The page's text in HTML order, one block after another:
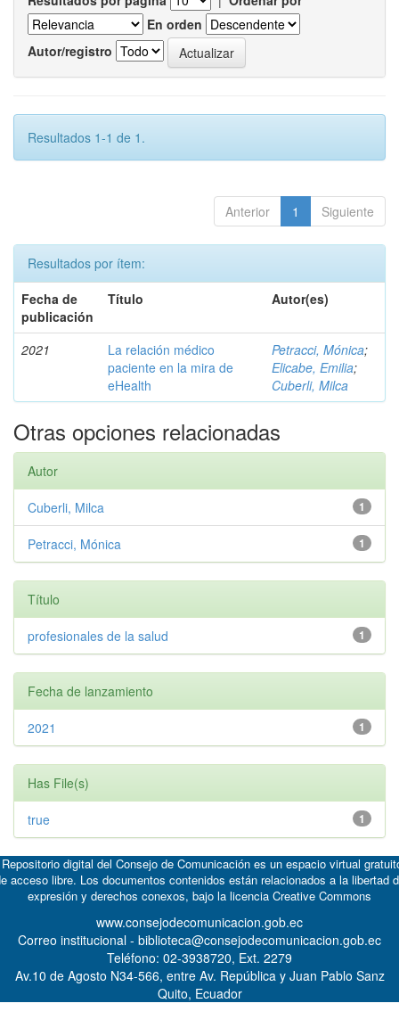
En orden
Autor/registro
Resultados 1-1 de 1.
Anterior 1 Siguiente
Resultados por ítem:
Fecha de
publicación
Título Autor(es)
2021
La relación médico
paciente en la mira de
eHealth
Petracci, Mónica;
Elicabe, Emilia;
Cuberli, Milca
Otras opciones relacionadas
Autor
1
Cuberli, Milca
1
Petracci, Mónica
Título
1
profesionales de la salud
Fecha de lanzamiento
1
2021
Has File(s)
1
true
digital del Consejo de Comunicación es un espacio virtual
acceso libre. Los documentos contenidos están relacionados a la libertad
expresión y derechos conexos, bajo la licencia Creative Commons
www.consejodecomunicacion.gob.ec
Correo institucional - biblioteca@consejodecomunicacion.gob.ec
Teléfono: 02-3938720, Ext. 2279
Av.10 de Agosto N34-566, entre Av. República y Juan Pablo Sanz
Quito, Ecuador